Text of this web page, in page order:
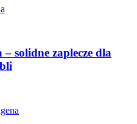
solidne zaplecze dla